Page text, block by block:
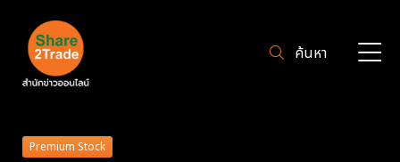
ค้นหา
Premium Stock